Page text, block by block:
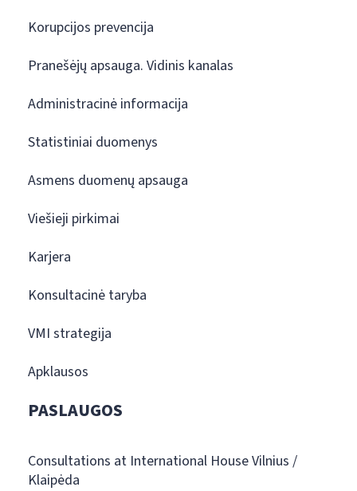
Korupcijos prevencija
Pranešėjų apsauga. Vidinis kanalas
Administracinė informacija
Statistiniai duomenys
Asmens duomenų apsauga
Viešieji pirkimai
Karjera
Konsultacinė taryba
VMI strategija
Apklausos
PASLAUGOS
Consultations at International House Vilnius /
Klaipėda